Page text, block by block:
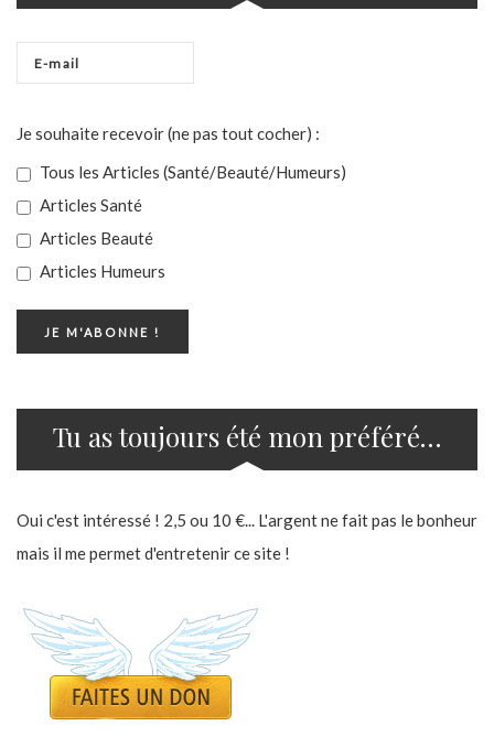
Je souhaite recevoir (ne pas tout cocher) :
Tous les Articles (Santé/Beauté/Humeurs)
Articles Santé
Articles Beauté
Articles Humeurs
Tu as toujours été mon préféré…
Oui c'est intéressé ! 2,5 ou 10 €... L'argent ne fait pas le bonheur
mais il me permet d'entretenir ce site !